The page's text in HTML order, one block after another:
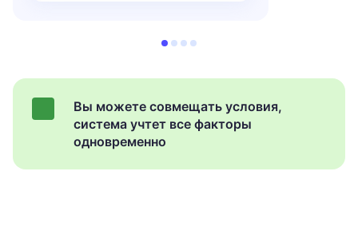
Вы можете совмещать условия,
система учтет все факторы
одновременно